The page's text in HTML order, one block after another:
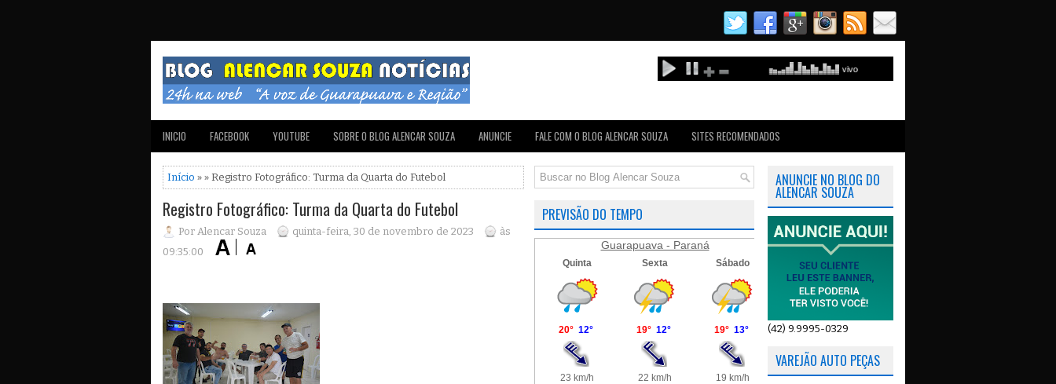
INICIO FACEBOOK YOUTUBE SOBRE O BLOG ALENCAR SOUZA ANUNCIE FALE COM O BLOG ALENCAR SOUZA SITES RECOMENDADOS
Início » » Registro Fotográfico: Turma da Quarta do Futebol
Registro Fotográfico: Turma da Quarta do Futebol
Por Alencar Souza quinta-feira, 30 de novembro de 2023
às
09:35:00
PREVISÃO DO TEMPO
Guarapuava - Paraná
ANUNCIE NO BLOG DO
ALENCAR SOUZA
(42) 9.9995-0329
VAREJÃO AUTO PEÇAS